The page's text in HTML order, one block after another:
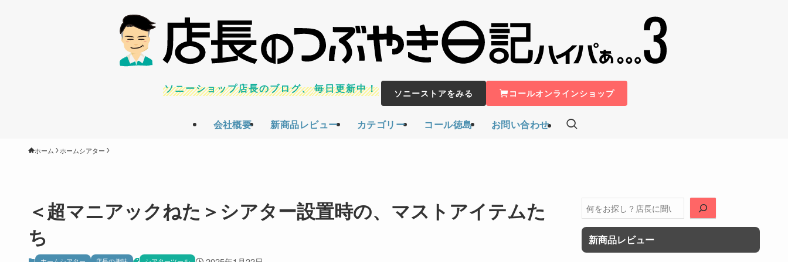
会社概要 新商品レビュー カテゴリー コール徳島 お問い合わせ
ソニーショップ店長のブログ、毎日更新中！ ソニーストアをみる コールオンラインショップ
ホーム ホームシアター
＜超マニアックねた＞シアター設置時の、マストアイテムた
ち
検
索
新商品レビュー